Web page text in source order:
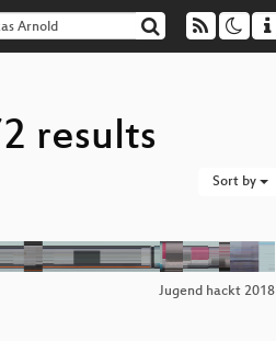
results
Sort by
Jugend hackt 2018